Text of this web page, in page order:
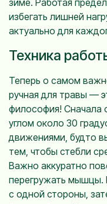
зиме. Работая
избегать лишней
актуально для
Техника
Теперь о самом
ручная для травы —
философия! Сначала
углом около 30
движениями, будто
тем, чтобы стебли
Важно аккуратно
перегружать мышцы.
с одной стороны,